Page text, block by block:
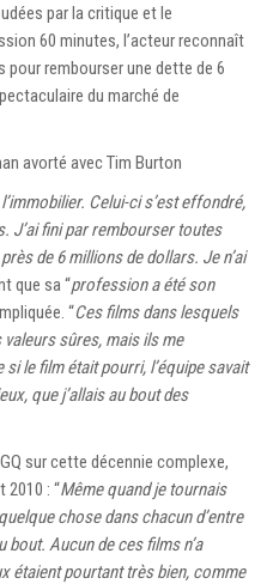
par la critique et le
60 minutes, l’acteur reconnaît
rembourser une dette de 6
du marché de
avorté avec Tim Burton
Celui-ci s’est effondré,
J’ai fini par rembourser toutes
de 6 millions de dollars. Je n’ai
que sa “profession a été son
“Ces films dans lesquels
valeurs sûres, mais ils me
le film était pourri, l’équipe savait
que j’allais au bout des
sur cette décennie complexe,
2010 : “Même quand je tournais
chose dans chacun d’entre
bout. Aucun de ces films n’a
étaient pourtant très bien, comme